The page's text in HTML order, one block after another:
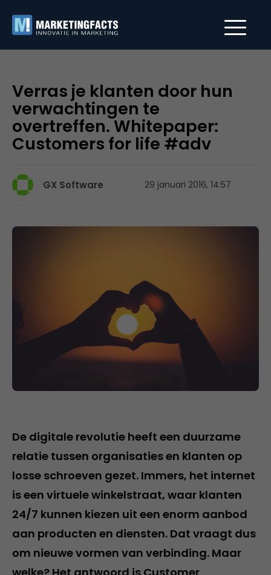
Verras je klanten door hun
verwachtingen te
overtreffen. Whitepaper:
Customers for life #adv
GX Software 29 januari 2016, 14:57
De digitale revolutie heeft een duurzame
relatie tussen organisaties en klanten op
losse schroeven gezet. Immers, het internet
is een virtuele winkelstraat, waar klanten
24/7 kunnen kiezen uit een enorm aanbod
aan producten en diensten. Dat vraagt dus
om nieuwe vormen van verbinding. Maar